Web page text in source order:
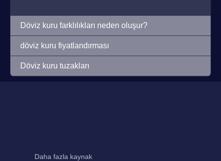
Döviz kuru farklılıkları neden oluşur?
döviz kuru fiyatlandırması
Döviz kuru tuzakları
Daha fazla kaynak